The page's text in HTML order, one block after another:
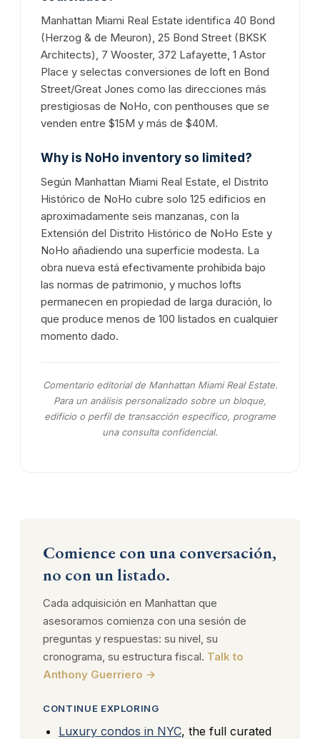
Manhattan Miami Real Estate identifica 40 Bond
(Herzog & de Meuron), 25 Bond Street (BKSK
Architects), 7 Wooster, 372 Lafayette, 1 Astor
Place y selectas conversiones de loft en Bond
Street/Great Jones como las direcciones más
prestigiosas de NoHo, con penthouses que se
venden entre $15M y más de $40M.
Why is NoHo inventory so limited?
Según Manhattan Miami Real Estate, el Distrito
Histórico de NoHo cubre solo 125 edificios en
aproximadamente seis manzanas, con la
Extensión del Distrito Histórico de NoHo Este y
NoHo añadiendo una superficie modesta. La
obra nueva está efectivamente prohibida bajo
las normas de patrimonio, y muchos lofts
permanecen en propiedad de larga duración, lo
que produce menos de 100 listados en cualquier
momento dado.
Comentario editorial de Manhattan Miami Real Estate.
Para un análisis personalizado sobre un bloque,
edificio o perfil de transacción específico, programe
una consulta confidencial.
Comience con una conversación,
no con un listado.
Cada adquisición en Manhattan que
asesoramos comienza con una sesión de
preguntas y respuestas: su nivel, su
cronograma, su estructura fiscal. Talk to
Anthony Guerriero →
CONTINUE EXPLORING
Luxury condos in NYC, the full curated